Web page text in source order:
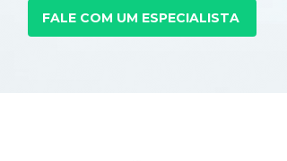
FALE COM UM ESPECIALISTA